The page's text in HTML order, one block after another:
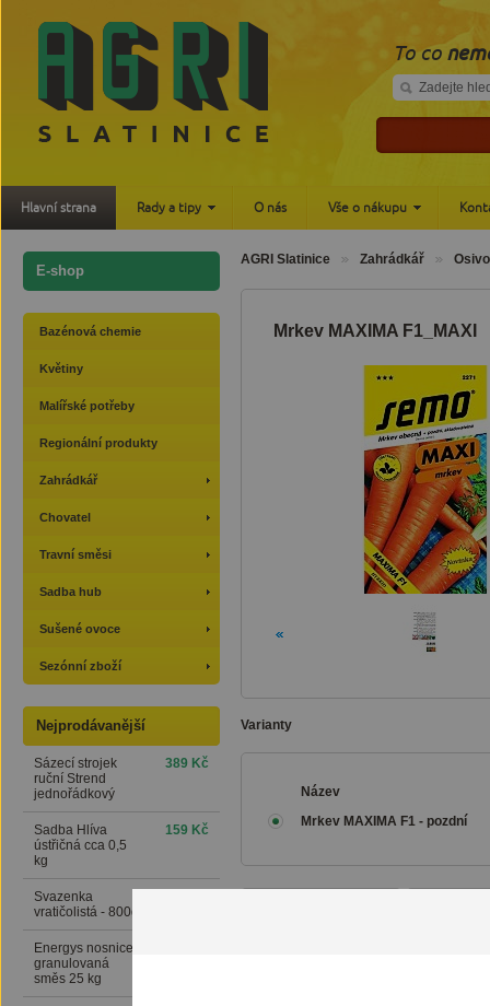
AGRI Slatinice Zahrádkář Osivo
Mrkev MAXIMA F1_MAXI
Varianty
Název
Mrkev MAXIMA F1 - pozdní
E-shop
Bazénová chemie
Květiny
Malířské potřeby
Regionální produkty
Zahrádkář
Chovatel
Travní směsi
Sadba hub
Sušené ovoce
Sezónní zboží
Nejprodávanější
Sázecí strojek
ruční Strend
jednořádkový
389 Kč
Sadba Hlíva
ústřičná cca 0,5
kg
159 Kč
Svazenka
vratičolistá - 800g
Energys nosnice
granulovaná
směs 25 kg
To co
Hlavní strana Rady a tipy O nás Vše o nákupu